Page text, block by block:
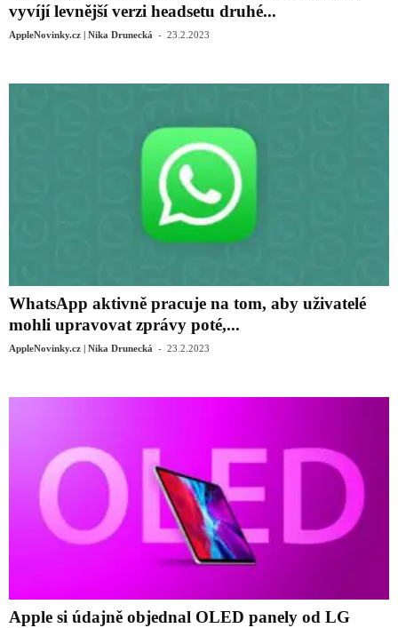
vyvíjí levnější verzi headsetu druhé...
AppleNovinky.cz | Nika Drunecká - 23.2.2023
WhatsApp aktivně pracuje na tom, aby uživatelé
mohli upravovat zprávy poté,...
AppleNovinky.cz | Nika Drunecká - 23.2.2023
Apple si údajně objednal OLED panely od LG